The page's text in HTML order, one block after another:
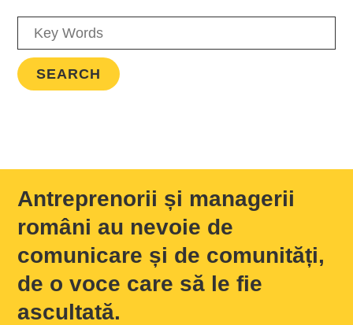
Antreprenorii și managerii
români au nevoie de
comunicare și de comunități,
de o voce care să le fie
ascultată.